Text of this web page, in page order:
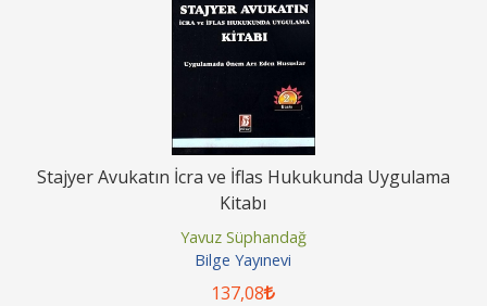
Stajyer Avukatın İcra ve İflas Hukukunda Uygulama
Kitabı
Yavuz Süphandağ
Bilge Yayınevi
137,08